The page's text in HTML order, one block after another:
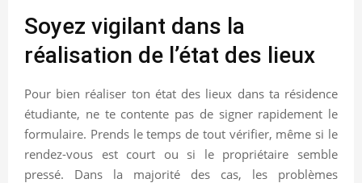
Soyez vigilant dans la
réalisation de l’état des lieux
Pour bien réaliser ton état des lieux dans ta résidence
étudiante, ne te contente pas de signer rapidement le
formulaire. Prends le temps de tout vérifier, même si le
rendez-vous est court ou si le propriétaire semble
pressé. Dans la majorité des cas, les problèmes